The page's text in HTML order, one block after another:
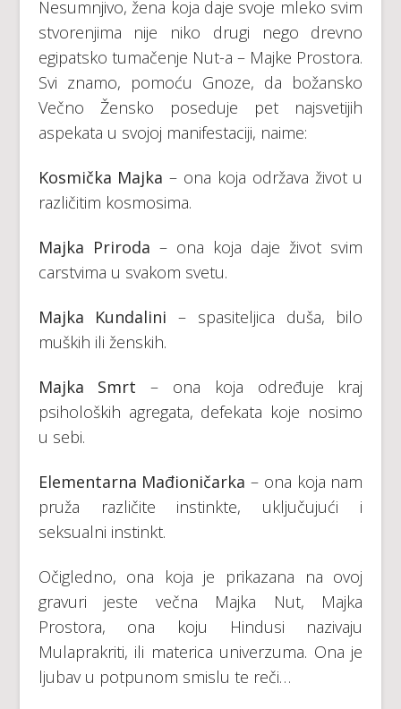
Nesumnjivo, žena koja daje svoje mleko svim
stvorenjima nije niko drugi nego drevno
egipatsko tumačenje Nut-a – Majke Prostora.
Svi znamo, pomoću Gnoze, da božansko
Večno Žensko poseduje pet najsvetijih
aspekata u svojoj manifestaciji, naime:
Kosmička Majka – ona koja održava život u
različitim kosmosima.
Majka Priroda – ona ​​koja daje život svim
carstvima u svakom svetu.
Majka Kundalini – spasiteljica duša, bilo
muških ili ženskih.
Majka Smrt – ona ​​koja određuje kraj
psiholoških agregata, defekata koje nosimo
u sebi.
Elementarna Mađioničarka – ona ​​koja nam
pruža različite instinkte, uključujući i
seksualni instinkt.
Očigledno, ona koja je prikazana na ovoj
gravuri jeste večna Majka Nut, Majka
Prostora, ona koju Hindusi nazivaju
Mulaprakriti, ili materica univerzuma. Ona je
ljubav u potpunom smislu te reči…